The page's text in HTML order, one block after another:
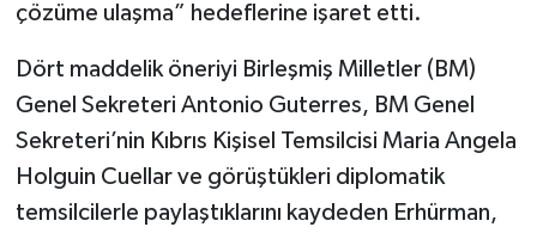
çözüme ulaşma” hedeflerine işaret etti.
Dört maddelik öneriyi Birleşmiş Milletler (BM)
Genel Sekreteri Antonio Guterres, BM Genel
Sekreteri’nin Kıbrıs Kişisel Temsilcisi Maria Angela
Holguin Cuellar ve görüştükleri diplomatik
temsilcilerle paylaştıklarını kaydeden Erhürman,